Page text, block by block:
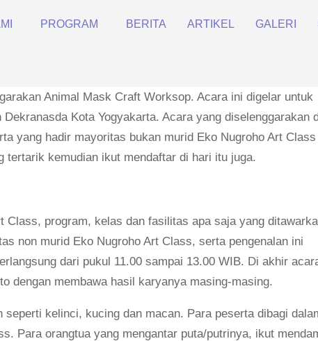
PROGRAM BERITA ARTIKEL GALERI
Animal Mask Craft Worksop. Acara ini digelar untuk
Kota Yogyakarta. Acara yang diselenggarakan
yang hadir mayoritas bukan murid Eko Nugroho Art Class
tertarik kemudian ikut mendaftar di hari itu juga.
program, kelas dan fasilitas apa saja yang
non murid Eko Nugroho Art Class, serta pengenalan ini
dari pukul 11.00 sampai 13.00 WIB. Di akhir
dengan membawa hasil karyanya masing-masing.
kelinci, kucing dan macan. Para peserta dibagi
Para orangtua yang mengantar puta/putrinya, ikut